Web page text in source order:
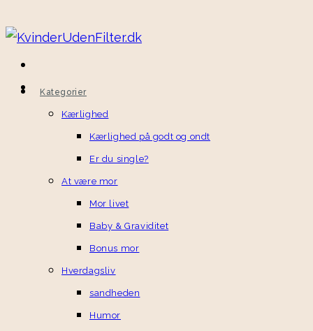
Kategorier
Kærlighed
Kærlighed på godt og ondt
Er du single?
At være mor
Mor livet
Baby & Graviditet
Bonus mor
Hverdagsliv
sandheden
Humor